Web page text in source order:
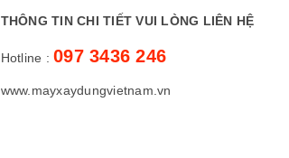
THÔNG TIN CHI TIẾT VUI LÒNG LIÊN HỆ
Hotline : 097 3436 246
www.mayxaydungvietnam.vn